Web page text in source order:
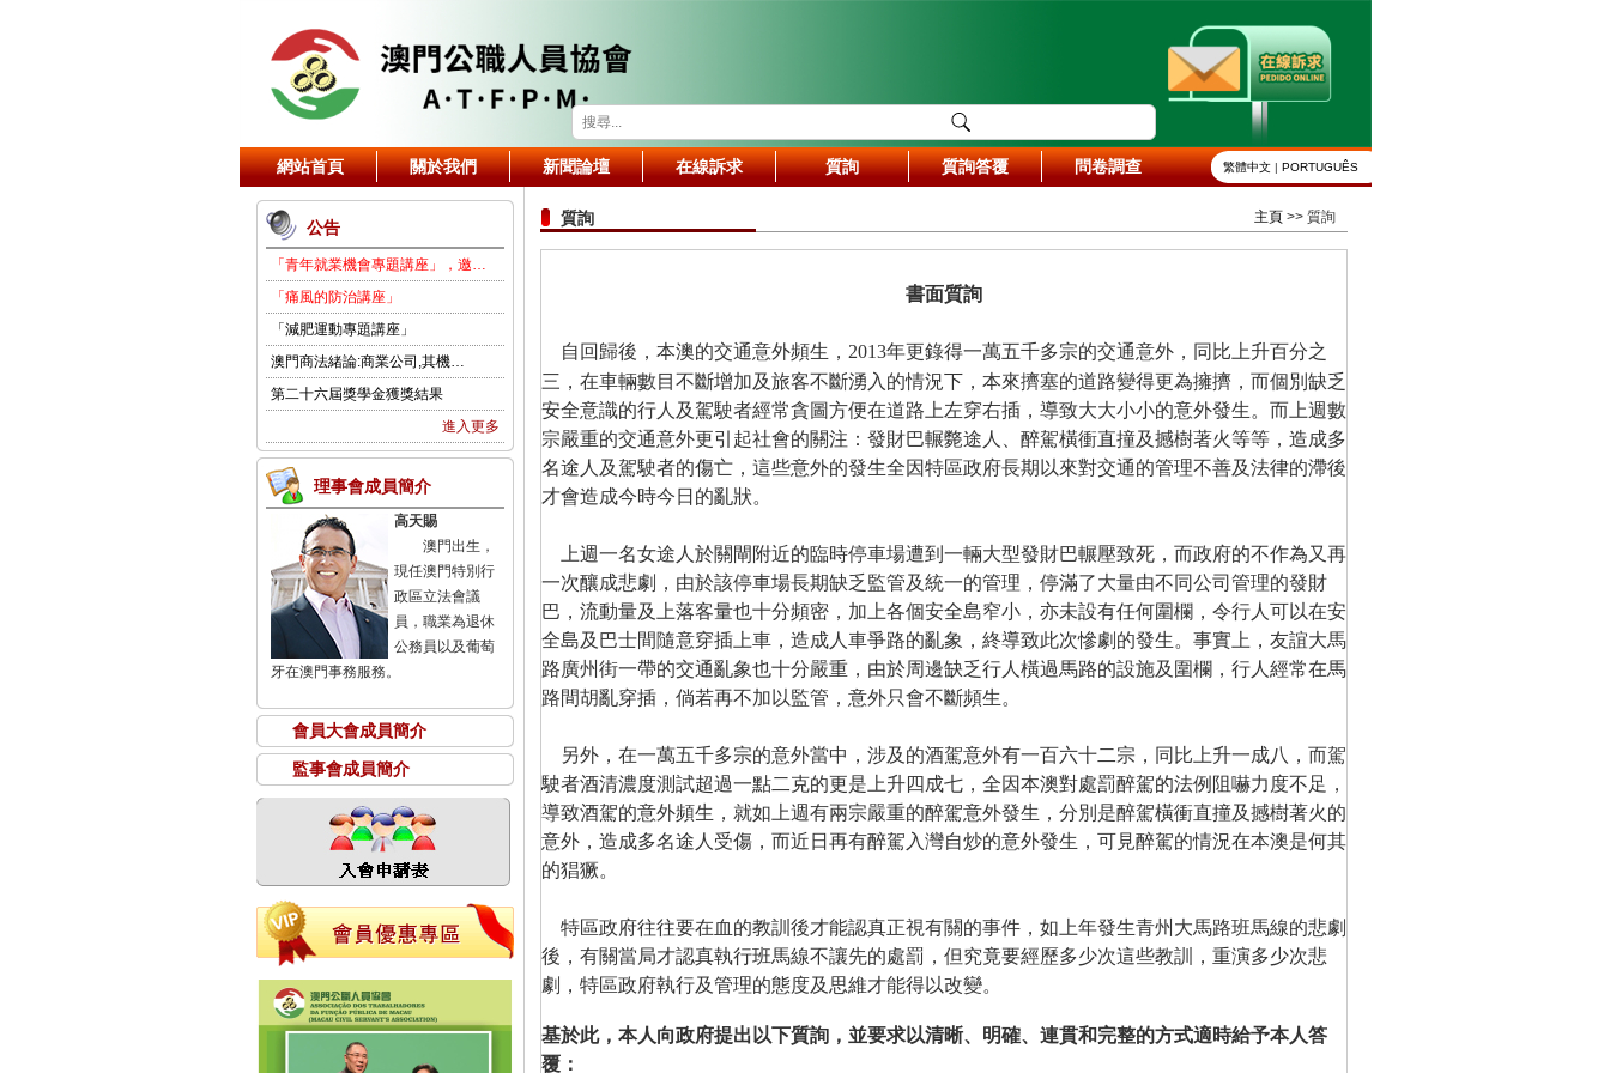
網站首頁 關於我們 新聞論壇 在線訴求 質詢 質詢答覆 問卷調查 繁體中文 | PORTUGUÊS
公告
「青年就業機會專題講座」，邀…
「痛風的防治講座」
「減肥運動專題講座」
澳門商法緒論:商業公司,其機…
第二十六屆獎學金獲獎結果
進入更多
理事會成員簡介
高天賜
澳門出生，
現任澳門特別行
政區立法會議
員，職業為退休
公務員以及葡萄
牙在澳門事務服務。
會員大會成員簡介
監事會成員簡介
質詢 主頁>> 質詢
書面質詢
自回歸後，本澳的交通意外頻生， 2013年更錄得一萬五千多宗的交通意外，同比上升百分之
三，在車輛數目不斷增加及旅客不斷湧入的情況下，本來擠塞的道路變得更為擁擠，而個別缺乏
安全意識的行人及駕駛者經常貪圖方便在道路上左穿右插，導致大大小小的意外發生。而上週數
宗嚴重的交通意外更引起社會的關注：發財巴輾斃途人、醉駕橫衝直撞及撼樹著火等等，造成多
名途人及駕駛者的傷亡，這些意外的發生全因特區政府長期以來對交通的管理不善及法律的滯後
才會造成今時今日的亂狀。
上週一名女途人於關閘附近的臨時停車場遭到一輛大型發財巴輾壓致死，而政府的不作為又再
一次釀成悲劇，由於該停車場長期缺乏監管及統一的管理，停滿了大量由不同公司管理的發財
巴，流動量及上落客量也十分頻密，加上各個安全島窄小，亦未設有任何圍欄，令行人可以在安
全島及巴士間隨意穿插上車，造成人車爭路的亂象，終導致此次慘劇的發生。事實上，友誼大馬
路廣州街一帶的交通亂象也十分嚴重，由於周邊缺乏行人橫過馬路的設施及圍欄，行人經常在馬
路間胡亂穿插，倘若再不加以監管，意外只會不斷頻生。
另外，在一萬五千多宗的意外當中，涉及的酒駕意外有一百六十二宗，同比上升一成八，而駕
駛者酒清濃度測試超過一點二克的更是上升四成七，全因本澳對處罰醉駕的法例阻嚇力度不足，
導致酒駕的意外頻生，就如上週有兩宗嚴重的醉駕意外發生，分別是醉駕橫衝直撞及撼樹著火的
意外，造成多名途人受傷，而近日再有醉駕入灣自炒的意外發生，可見醉駕的情況在本澳是何其
的猖獗。
特區政府往往要在血的教訓後才能認真正視有關的事件，如上年發生青州大馬路班馬線的悲劇
後，有關當局才認真執行班馬線不讓先的處罰，但究竟要經歷多少次這些教訓，重演多少次悲
劇，特區政府執行及管理的態度及思維才能得以改變。
基於此，本人向政府提出以下質詢，並要求以清晰、明確、連貫和完整的方式適時給予本人答
覆：